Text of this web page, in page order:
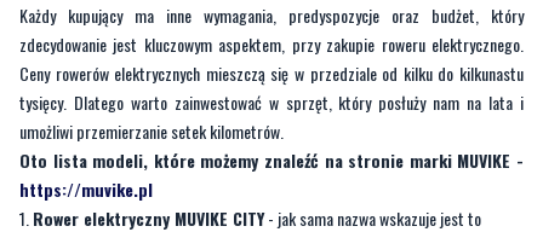
tysięcy. Dlatego warto zainwestować w sprzęt, który posłuży nam na lata i
umożliwi przemierzanie setek kilometrów.
Oto lista modeli, które możemy znaleźć na stronie marki MUVIKE -
https://muvike.pl
Rower elektryczny MUVIKE CITY- jak sama nazwa wskazuje jest to
miejski rower elektryczny, który najlepiej sprawdzi się podczas jazdy do pracy,
szkoły, na uczelnie, zakupy, spotkanie, czy tez w celu podziwiania miasta,
Rower elektryczny MUVIKE GRIM - przez bogatszy osprzęt m.in.